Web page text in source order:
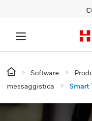
Software
messaggistica
Smart